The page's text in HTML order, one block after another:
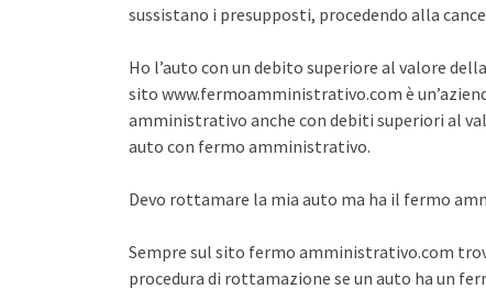
sussistano i presupposti, procedendo alla
Ho l’auto con un debito superiore al valore
sito www.fermoamministrativo.com è
amministrativo anche con debiti superiori al
auto con fermo amministrativo.
Devo rottamare la mia auto ma ha il fermo
Sempre sul sito fermo amministrativo.com
procedura di rottamazione se un auto ha un